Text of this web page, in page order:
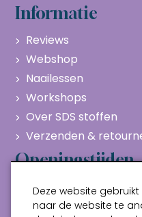
Informatie
Reviews
Webshop
Naailessen
Workshops
Over SDS stoffen
Verzenden &
Openingstijden
Maandag
Gesloten
Dinsdag
10:00 -
Deze website
naar de website te